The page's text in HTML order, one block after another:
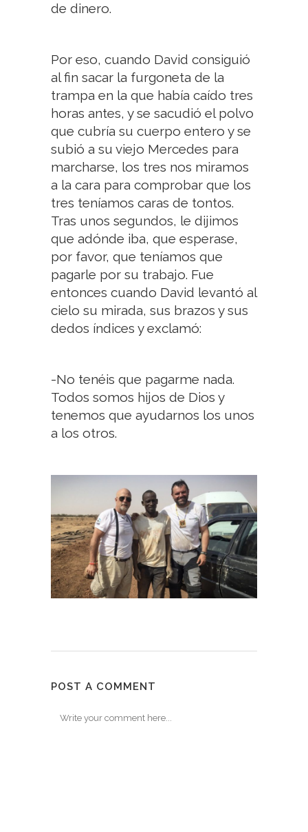
de dinero.
Por eso, cuando David consiguió
al fin sacar la furgoneta de la
trampa en la que había caído tres
horas antes, y se sacudió el polvo
que cubría su cuerpo entero y se
subió a su viejo Mercedes para
marcharse, los tres nos miramos
a la cara para comprobar que los
tres teníamos caras de tontos.
Tras unos segundos, le dijimos
que adónde iba, que esperase,
por favor, que teníamos que
pagarle por su trabajo. Fue
entonces cuando David levantó al
cielo su mirada, sus brazos y sus
dedos índices y exclamó:
-No tenéis que pagarme nada.
Todos somos hijos de Dios y
tenemos que ayudarnos los unos
a los otros.
POST A COMMENT